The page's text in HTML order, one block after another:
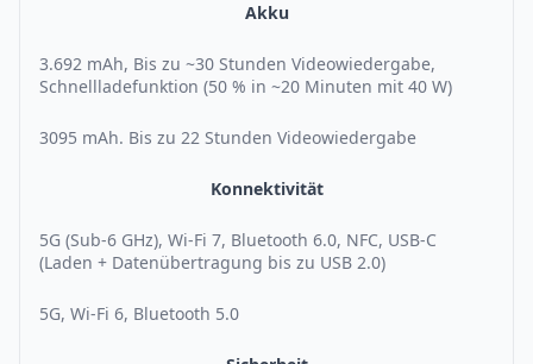
Akku
3.692 mAh, Bis zu ~30 Stunden Videowiedergabe,
Schnellladefunktion (50 % in ~20 Minuten mit 40 W)
3095 mAh. Bis zu 22 Stunden Videowiedergabe
Konnektivität
5G (Sub-6 GHz), Wi-Fi 7, Bluetooth 6.0, NFC, USB-C
(Laden + Datenübertragung bis zu USB 2.0)
5G, Wi-Fi 6, Bluetooth 5.0